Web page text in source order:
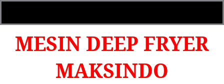
MESIN DEEP FRYER
MAKSINDO